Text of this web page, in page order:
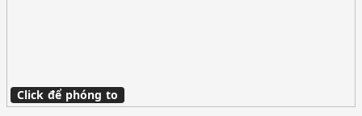
Click để phóng to